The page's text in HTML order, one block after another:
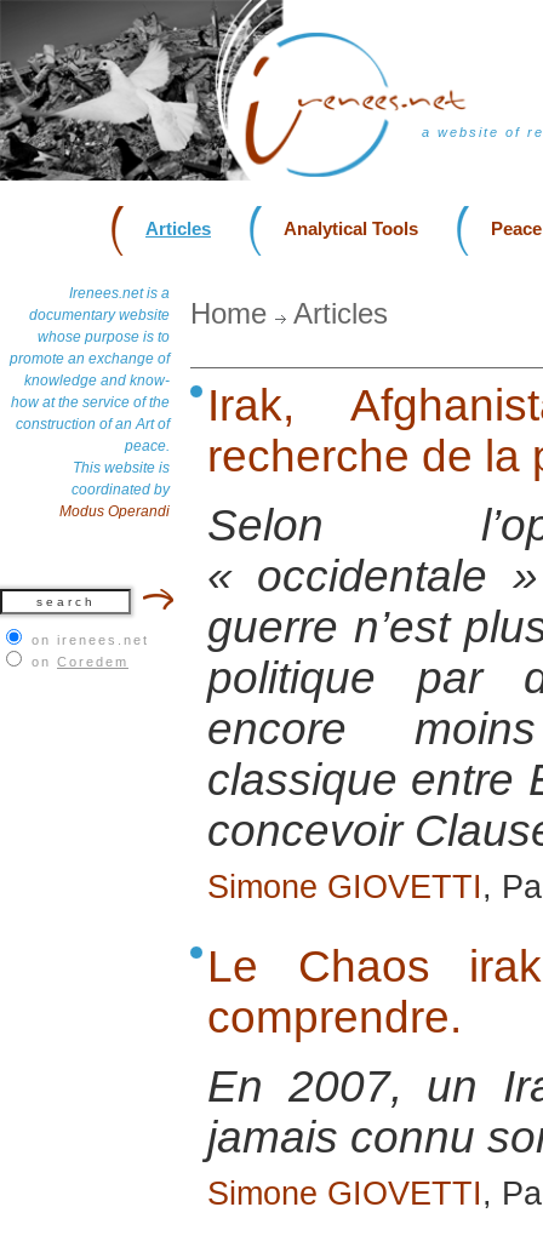
a website of
Articles Analytical Tools
Irenees.net is a
documentary website
whose purpose is to
promote an exchange of
knowledge and know-
how at the service of the
construction of an Art of
peace.
This website is
coordinated by
Modus Operandi
on irenees.net
on Coredem
Home Articles
Irak,
recherche de la
Selon
« occidentale
guerre n’est
politique par
encore
classique entre
concevoir
Simone GIOVETTI,
Le Chaos
comprendre.
En 2007, un
jamais connu
Simone GIOVETTI,